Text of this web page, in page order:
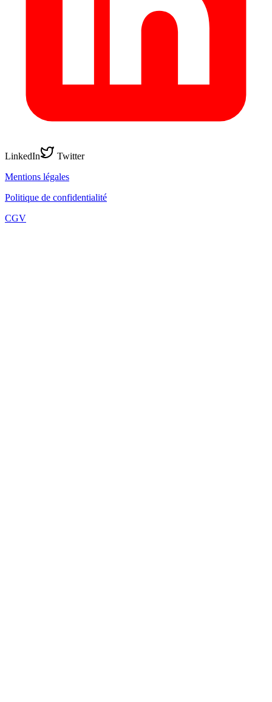
LinkedIn
Twitter
Mentions légales
Politique de confidentialité
CGV